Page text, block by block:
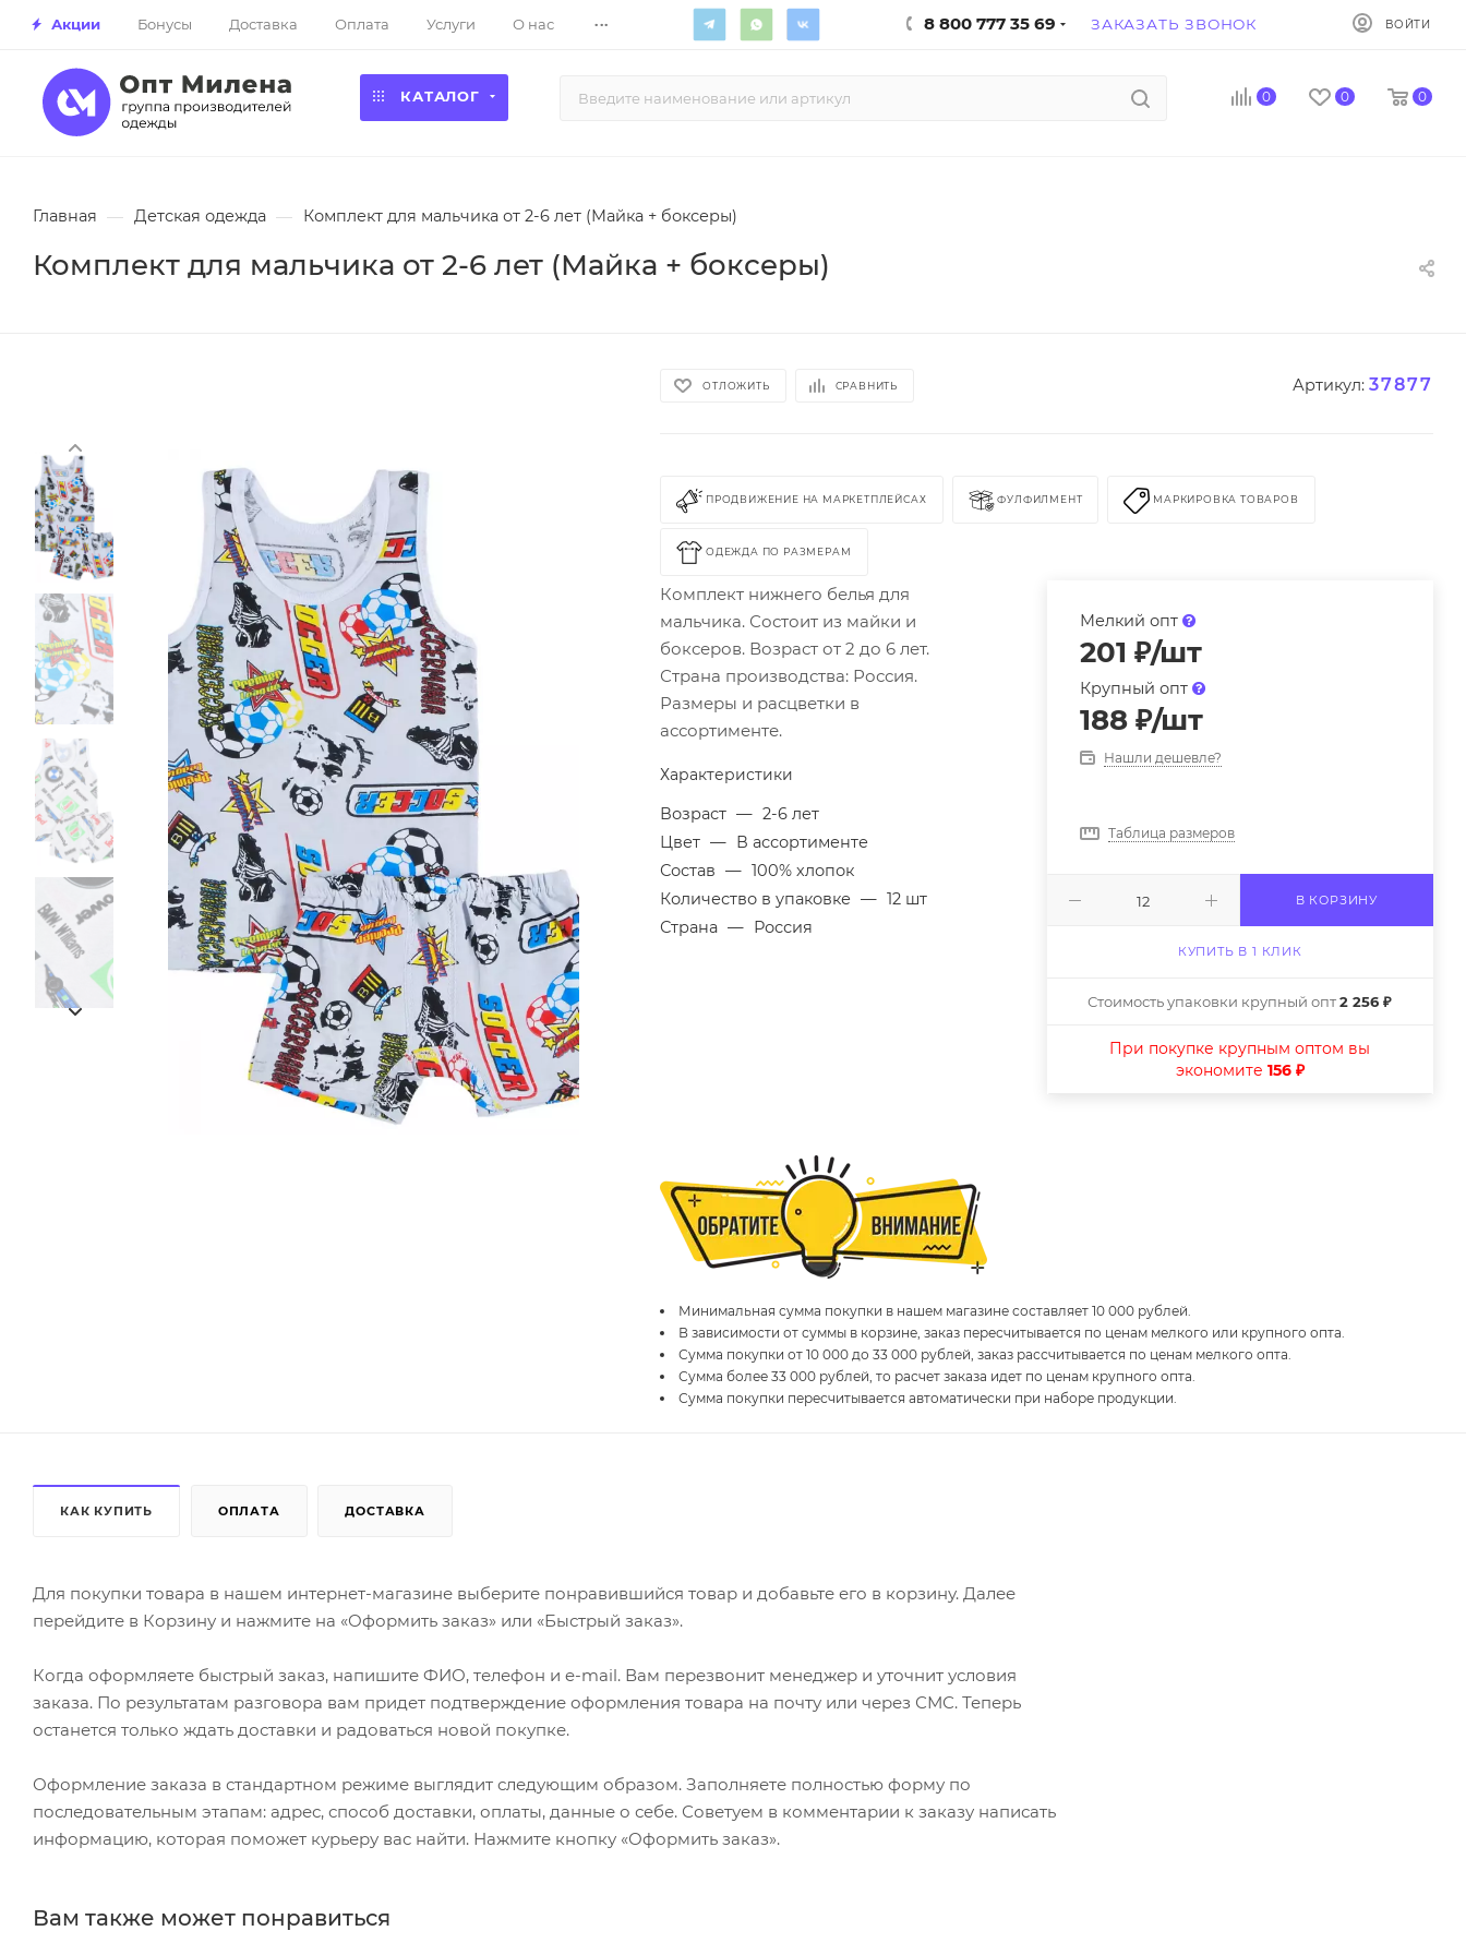
Акции Бонусы Доставка Оплата Услуги О нас ... 8 800 777 35 69 ЗАКАЗАТЬ ЗВОНОК ВОЙТИ
КАТАЛОГ 0 0 0
Главная — Детская одежда — Комплект для мальчика от 2-6 лет (Майка + боксеры)
Комплект для мальчика от 2-6 лет (Майка + боксеры)
ОТЛОЖИТЬ СРАВНИТЬ Артикул: 37877
ПРОДВИЖЕНИЕ НА МАРКЕТПЛЕЙСАХ ФУЛФИЛМЕНТ МАРКИРОВКА ТОВАРОВ
ОДЕЖДА ПО РАЗМЕРАМ
Комплект нижнего белья для
мальчика. Состоит из майки и
боксеров. Возраст от 2 до 6 лет.
Страна производства: Россия.
Размеры и расцветки в
ассортименте.
Характеристики
Возраст — 2-6 лет
Цвет — В ассортименте
Состав — 100% хлопок
Количество в упаковке — 12 шт
Страна — Россия
Мелкий опт
201 ₽/шт
Крупный опт
188₽/шт
Нашли дешевле?
Таблица размеров
В КОРЗИНУ
КУПИТЬ В 1 КЛИК
Стоимость упаковки крупный опт2 256 ₽
При покупке крупным оптом вы
экономите 156 ₽
Минимальная сумма покупки в нашем магазине составляет 10 000 рублей.
В зависимости от суммы в корзине, заказ пересчитывается по ценам мелкого или крупного опта.
Сумма покупки от 10 000 до 33 000 рублей, заказ рассчитывается по ценам мелкого опта.
Сумма более 33 000 рублей, то расчет заказа идет по ценам крупного опта.
Сумма покупки пересчитывается автоматически при наборе продукции.
КАК КУПИТЬ ОПЛАТА ДОСТАВКА
Для покупки товара в нашем интернет-магазине выберите понравившийся товар и добавьте его в корзину. Далее
перейдите в Корзину и нажмите на «Оформить заказ» или «Быстрый заказ».
Когда оформляете быстрый заказ, напишите ФИО, телефон и e-mail. Вам перезвонит менеджер и уточнит условия
заказа. По результатам разговора вам придет подтверждение оформления товара на почту или через СМС. Теперь
останется только ждать доставки и радоваться новой покупке.
Оформление заказа в стандартном режиме выглядит следующим образом. Заполняете полностью форму по
последовательным этапам: адрес, способ доставки, оплаты, данные о себе. Советуем в комментарии к заказу написать
информацию, которая поможет курьеру вас найти. Нажмите кнопку «Оформить заказ».
Вам также может понравиться